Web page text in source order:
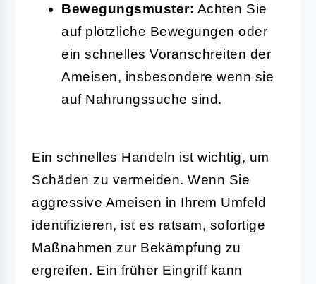
Bewegungsmuster: Achten Sie
auf plötzliche Bewegungen oder
ein schnelles Voranschreiten der
Ameisen, insbesondere wenn sie
auf Nahrungssuche sind.
Ein schnelles Handeln ist wichtig, um
Schäden zu vermeiden. Wenn Sie
aggressive Ameisen in Ihrem Umfeld
identifizieren, ist es ratsam, sofortige
Maßnahmen zur Bekämpfung zu
ergreifen. Ein früher Eingriff kann